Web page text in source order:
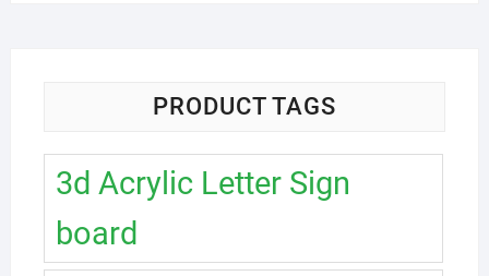
PRODUCT TAGS
3d Acrylic Letter Sign
board